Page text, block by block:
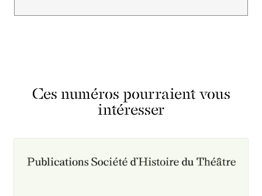
Ces numéros pourraient vous
intéresser